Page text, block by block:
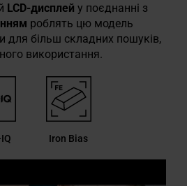
LCD-дисплей у поєднанні з
роблять цю модель
для більш складних пошуків,
використання.
Iron Bias